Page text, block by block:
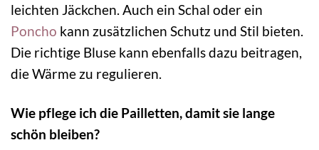
leichten Jäckchen. Auch ein Schal oder ein
Poncho kann zusätzlichen Schutz und Stil bieten.
Die richtige Bluse kann ebenfalls dazu beitragen,
die Wärme zu regulieren.
Wie pflege ich die Pailletten, damit sie lange
schön bleiben?